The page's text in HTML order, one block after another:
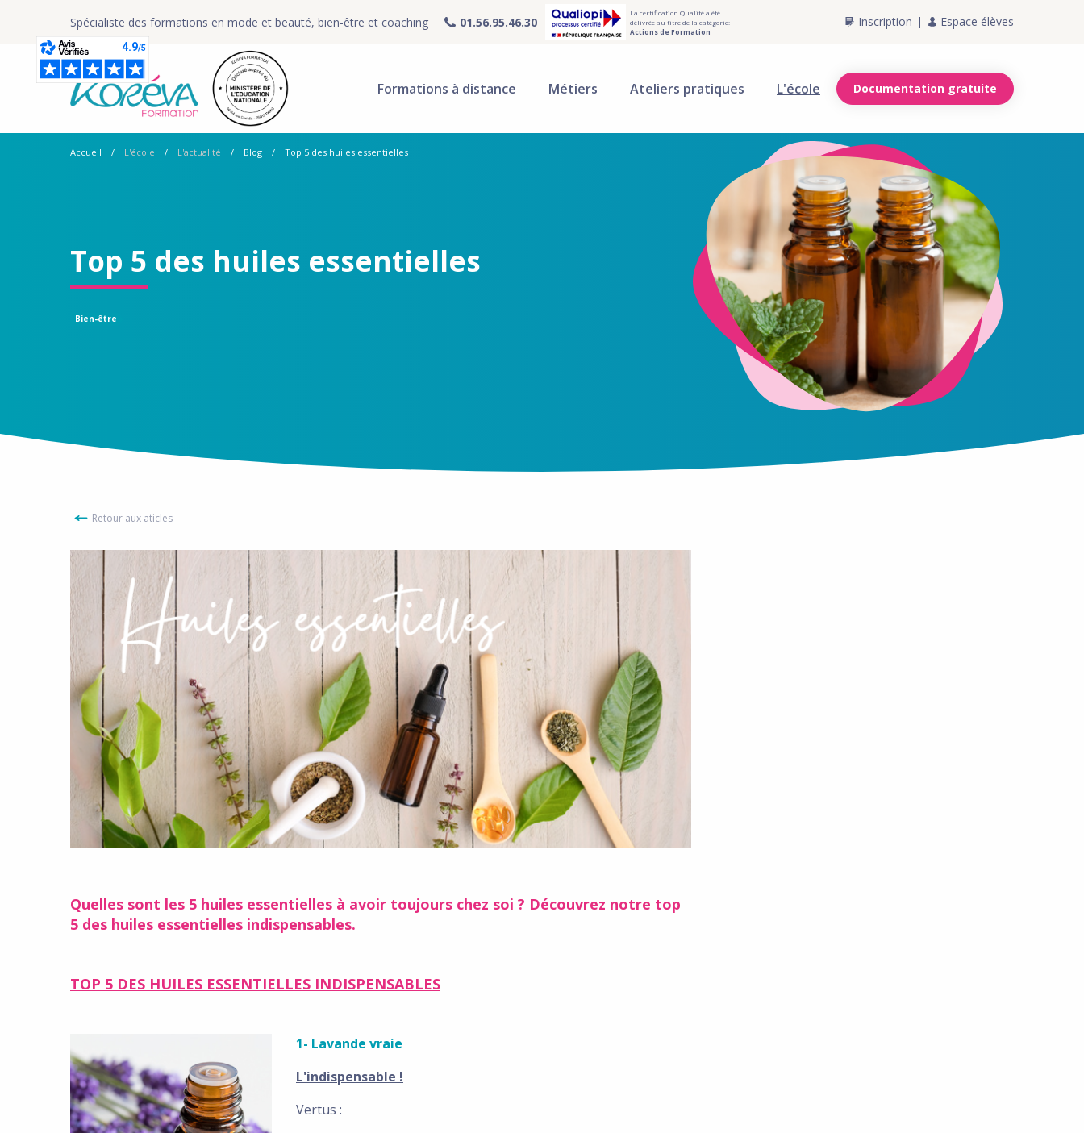
Spécialiste des formations en mode et beauté, bien-être et coaching 01.56.95.46.30
La certification Qualité a été
délivrée au titre de la catégorie:
Actions de Formation
Inscription Espace élèves
Formations à distance Métiers Ateliers pratiques L'école Documentation gratuite
Accueil L'école L'actualité Blog Top 5 des huiles essentielles
Top 5 des huiles essentielles
Bien-être
Retour aux aticles
Quelles sont les 5 huiles essentielles à avoir toujours chez soi ? Découvrez notre top
5 des huiles essentielles indispensables.
TOP 5 DES HUILES ESSENTIELLES INDISPENSABLES
1- Lavande vraie
L'indispensable !
Vertus :